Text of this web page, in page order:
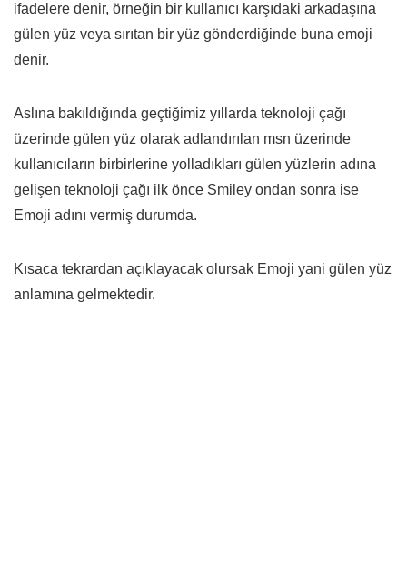
ifadelere denir, örneğin bir kullanıcı karşıdaki arkadaşına
gülen yüz veya sırıtan bir yüz gönderdiğinde buna emoji
denir.
Aslına bakıldığında geçtiğimiz yıllarda teknoloji çağı
üzerinde gülen yüz olarak adlandırılan msn üzerinde
kullanıcıların birbirlerine yolladıkları gülen yüzlerin adına
gelişen teknoloji çağı ilk önce Smiley ondan sonra ise
Emoji adını vermiş durumda.
Kısaca tekrardan açıklayacak olursak Emoji yani gülen yüz
anlamına gelmektedir.